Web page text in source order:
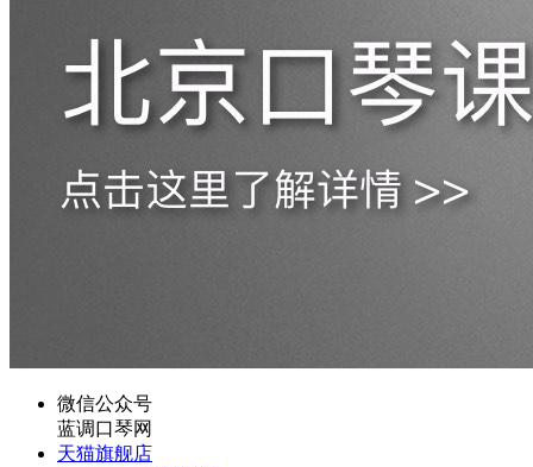
微信公众号
蓝调口琴网
天猫旗舰店